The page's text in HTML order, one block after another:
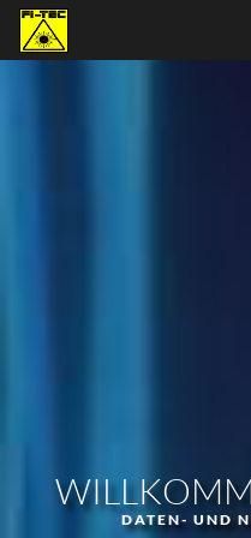
DATEN- UND